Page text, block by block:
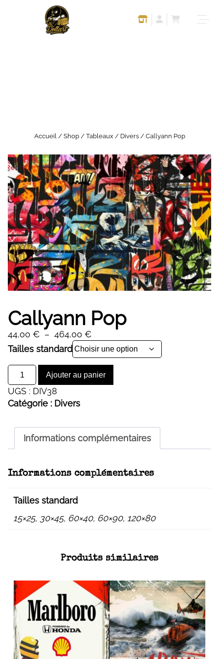
Accueil/ Shop/ Tableaux / Divers/ Callyann Pop
Callyann Pop
44,00 € – 464,00 €Plage
de
prix :
44,00 €
à
Tailles standard
quantité
de
Callyann
Pop
Ajouter au panier
Alternative:
UGS : DIV38
Catégorie : Divers
Informations complémentaires
Informations complémentaires
Tailles standard
15×25, 30×45, 60×40, 60×90, 120×80
Produits similaires